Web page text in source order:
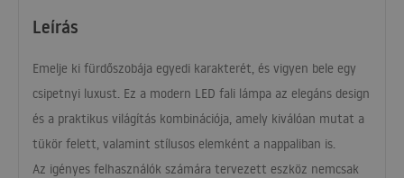
Leírás
Emelje ki fürdőszobája egyedi karakterét, és vigyen bele egy
csipetnyi luxust. Ez a modern LED fali lámpa az elegáns design
és a praktikus világítás kombinációja, amely kiválóan mutat a
tükör felett, valamint stílusos elemként a nappaliban is.
Az igényes felhasználók számára tervezett eszköz nemcsak